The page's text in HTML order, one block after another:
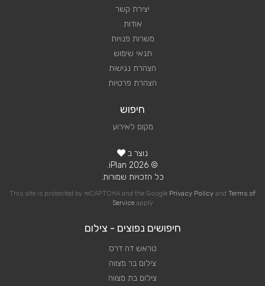
יצירת קשר
אודות
משרות פנויות
תנאי שימוש
הצהרת נגישות
הצהרת פרטיות
חיפוש
מקום לאירוע
נוצר ב
© 2026 iPlan.
כל הזכויות שמורות.
This site is protected by reCAPTCHA and the Google Privacy Policy and Terms of
Serviceapply
חיפושים נפוצים - צילום
טראש דה דרס
צילום בר מצווה
צילום בת מצווה